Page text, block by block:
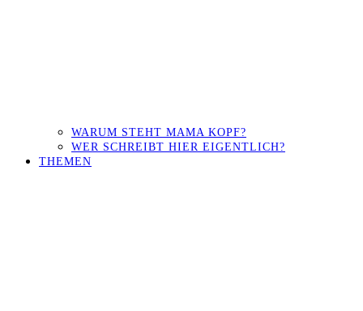
WARUM STEHT MAMA KOPF?
WER SCHREIBT HIER EIGENTLICH?
THEMEN